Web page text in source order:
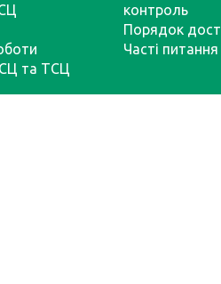
та ТСЦ
контроль
Порядок
Часті питання